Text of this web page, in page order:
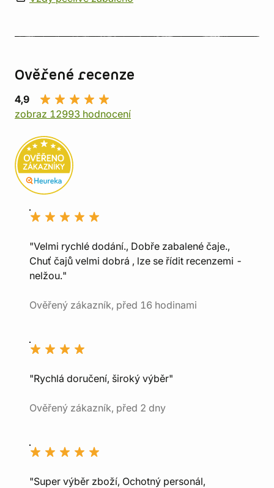
Ověřené recenze
4,9
zobraz 12993 hodnocení
"Velmi rychlé dodání., Dobře zabalené čaje.,
Chuť čajů velmi dobrá , lze se řídit recenzemi -
nelžou."
Ověřený zákazník, před 16 hodinami
"Rychlá doručení, široký výběr"
Ověřený zákazník, před 2 dny
"Super výběr zboží, Ochotný personál,